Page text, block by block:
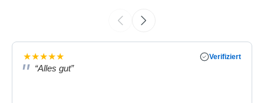
★★★★★ Verifiziert
“Alles gut”